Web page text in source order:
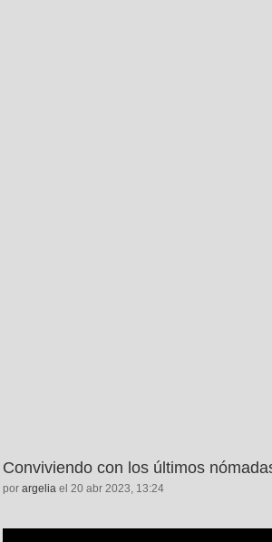
Conviviendo con los últimos
por argelia el 20 abr 2023, 13:24